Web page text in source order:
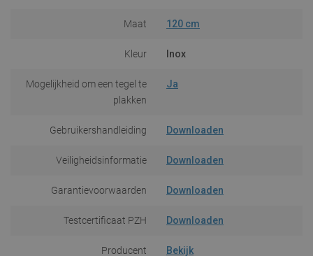
Maat 120 cm
Kleur Inox
Mogelijkheid om een tegel te
plakken
Ja
Gebruikershandleiding Downloaden
Veiligheidsinformatie Downloaden
Garantievoorwaarden Downloaden
Testcertificaat PZH Downloaden
Producent Bekijk